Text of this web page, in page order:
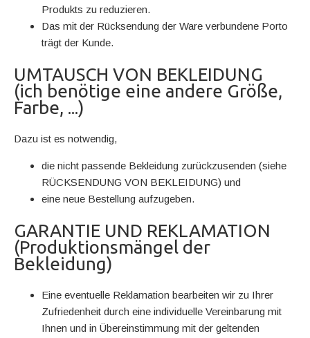
Produkts zu reduzieren.
Das mit der Rücksendung der Ware verbundene Porto
trägt der Kunde.
UMTAUSCH VON BEKLEIDUNG
(ich benötige eine andere Größe,
Farbe, ...)
Dazu ist es notwendig,
die nicht passende Bekleidung zurückzusenden (siehe
RÜCKSENDUNG VON BEKLEIDUNG) und
eine neue Bestellung aufzugeben.
GARANTIE UND REKLAMATION
(Produktionsmängel der
Bekleidung)
Eine eventuelle Reklamation bearbeiten wir zu Ihrer
Zufriedenheit durch eine individuelle Vereinbarung mit
Ihnen und in Übereinstimmung mit der geltenden